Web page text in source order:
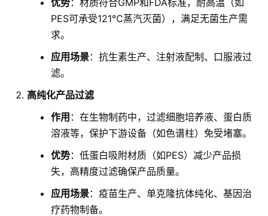
优势：材质符合GMP和FDA标准，耐高温（如
PES可承受121℃蒸汽灭菌），满足无菌生产需
求。
应用场景：抗生素生产、注射液配制、口服液过
滤。
高纯化产品过滤
作用 ：在生物制药中，过滤细胞培养液、蛋白质
溶液等，保护下游设备（如色谱柱）免受堵塞。
优势：低蛋白吸附材质（如PES）减少产品损
失，高精度过滤确保产品质量。
应用场景：疫苗生产、单克隆抗体纯化、基因治
疗药物制备。